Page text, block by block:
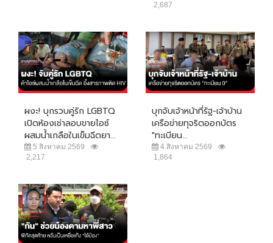
2,687
ผงะ! บุกรวบคู่รัก LGBTQ
เปิดห้องเช่าลอบขายไอซ์
ผสมน้ำเกลือในเข็มฉีดยา...
5 สิงหาคม 2569
2,217
บุกจับเจ้าหน้าที่รัฐ-เจ้าบ้าน
เครือข่ายทุจริตออกบัตร
"ทะเบียน...
4 สิงหาคม 2569
1,864